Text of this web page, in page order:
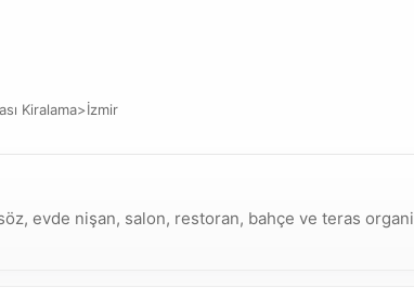
Kiralama>İzmir
evde nişan, salon, restoran, bahçe ve teras